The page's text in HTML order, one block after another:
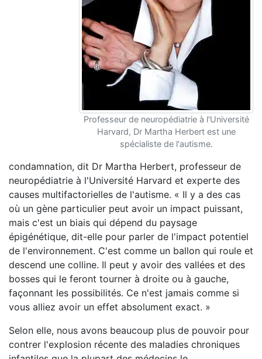
Professeur de neuropédiatrie à l'Université
Harvard, Dr Martha Herbert est une
spécialiste de l'autisme.
condamnation, dit Dr Martha Herbert, professeur de
neuropédiatrie à l'Université Harvard et experte des
causes multifactorielles de l'autisme. « Il y a des cas
où un gène particulier peut avoir un impact puissant,
mais c'est un biais qui dépend du paysage
épigénétique, dit-elle pour parler de l'impact potentiel
de l'environnement. C'est comme un ballon qui roule et
descend une colline. Il peut y avoir des vallées et des
bosses qui le feront tourner à droite ou à gauche,
façonnant les possibilités. Ce n'est jamais comme si
vous alliez avoir un effet absolument exact. »
Selon elle, nous avons beaucoup plus de pouvoir pour
contrer l'explosion récente des maladies chroniques